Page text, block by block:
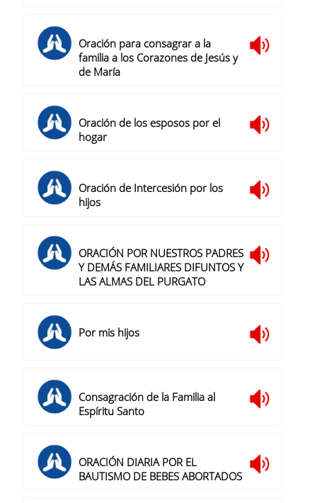
Oración para consagrar a la
familia a los Corazones de Jesús y
de María
Oración de los esposos por el
hogar
Oración de Intercesión por los
hijos
ORACIÓN POR NUESTROS PADRES
Y DEMÁS FAMILIARES DIFUNTOS Y
LAS ALMAS DEL PURGATO
Por mis hijos
Consagración de la Familia al
Espíritu Santo
ORACIÓN DIARIA POR EL
BAUTISMO DE BEBES ABORTADOS